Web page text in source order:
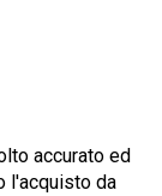
accurato ed
l'acquisto da